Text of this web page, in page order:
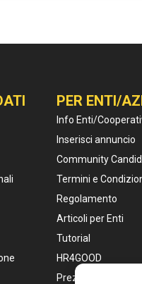
PER ENTI/
Info Enti/
Inserisci annuncio
Community
Termini e
Regolamento
Articoli per Enti
Tutorial
HR4GOOD
Prezzi Pacchetti